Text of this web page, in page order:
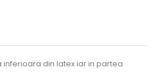
din latex iar in partea